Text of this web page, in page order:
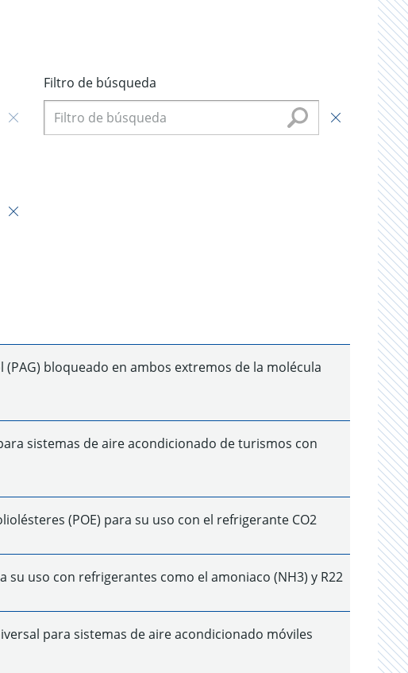
Filtro de búsqueda
bloqueado en ambos extremos de la molécula
sistemas de aire acondicionado de turismos con
(POE) para su uso con el refrigerante CO2
uso con refrigerantes como el amoniaco (NH3) y R22
para sistemas de aire acondicionado móviles